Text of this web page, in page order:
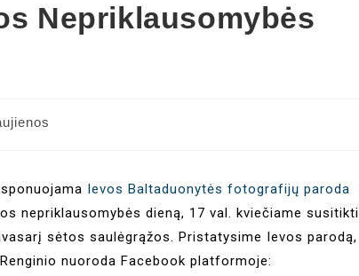
Nepriklausomybės
Ievos Baltaduonytės fotografijų paroda
nepriklausomybės dieną, 17 val. kviečiame susitikti
sėtos saulėgrąžos. Pristatysime Ievos parodą,
nuoroda Facebook platformoje: